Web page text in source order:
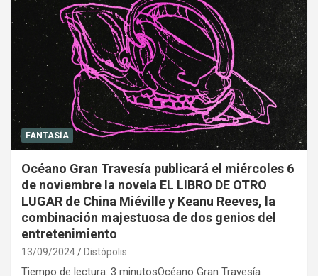
FANTASÍA
Océano Gran Travesía publicará el miércoles 6
de noviembre la novela EL LIBRO DE OTRO
LUGAR de China Miéville y Keanu Reeves, la
combinación majestuosa de dos genios del
entretenimiento
13/09/2024 Distópolis
Tiempo de lectura: 3 minutosOcéano Gran Travesía